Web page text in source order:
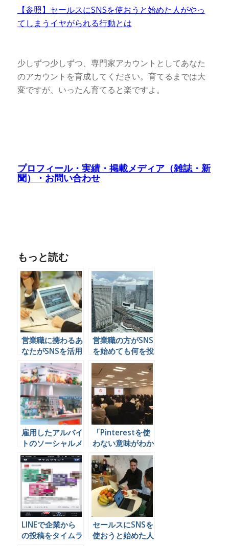
【参照】セールスにSNSを使おうと始めた人がやっ
てしまうイヤがられる行動とは
少しずつ少しずつ、専門家アカウントとしてあなた
のアカウントを育成してください。育てるまでは大
変ですが、いったん育てると楽ですよ。
プロフィール・実績・掲載メディア（雑誌・新
聞）・お問い合わせ
もっと読む
営業職に携わるあ
なたがSNSを活用
するメリットとは
営業職の方がSNS
を始めても何を投
稿したら良いのか
わからないみたい
なので何を投稿し
たらいいのかを書
いておきます
雇用したアルバイ
トのソーシャルメ
ディア投稿による
炎上を防ぐことは
できるのか
「Pinterestを使
わない意味がわか
らない」というの
をもうちょっと細
かいところまで書
きたいので書く。
LINEで企業から
の投稿をタイムラ
セールスにSNSを
使おうと始めた人